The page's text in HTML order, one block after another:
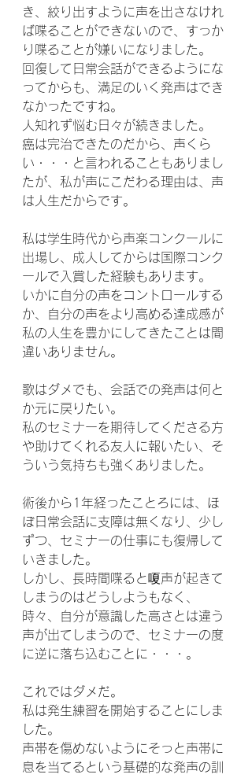
き、絞り出すように声を出さなけれ
ば喋ることができないので、すっか
り喋ることが嫌いになりました。
回復して日常会話ができるようにな
ってからも、満足のいく発声はでき
なかったですね。
人知れず悩む日々が続きました。
癌は完治できたのだから、声くら
い・・・と言われることもありまし
たが、私が声にこだわる理由は、声
は人生だからです。
私は学生時代から声楽コンクールに
出場し、成人してからは国際コンク
ールで入賞した経験もあります。
いかに自分の声をコントロールする
か、自分の声をより高める達成感が
私の人生を豊かにしてきたことは間
違いありません。
歌はダメでも、会話での発声は何と
か元に戻りたい。
私のセミナーを期待してくださる方
や助けてくれる友人に報いたい、そ
ういう気持ちも強くありました。
術後から1年経ったことろには、ほ
ぼ日常会話に支障は無くなり、少し
ずつ、セミナーの仕事にも復帰して
いきました。
しかし、長時間喋ると嗄声が起きて
しまうのはどうしようもなく、
時々、自分が意識した高さとは違う
声が出てしまうので、セミナーの度
に逆に落ち込むことに・・・。
これではダメだ。
私は発生練習を開始することにしま
した。
声帯を傷めないようにそっと声帯に
息を当てるという基礎的な発声の訓